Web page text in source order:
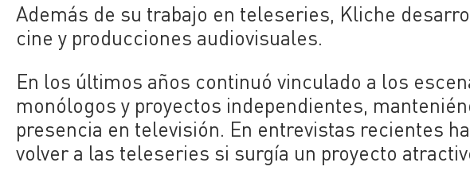
Además de su trabajo en teleseries, Kliche
cine y producciones audiovisuales.
En los últimos años continuó vinculado a los
monólogos y proyectos independientes,
presencia en televisión. En entrevistas recientes
volver a las teleseries si surgía un proyecto